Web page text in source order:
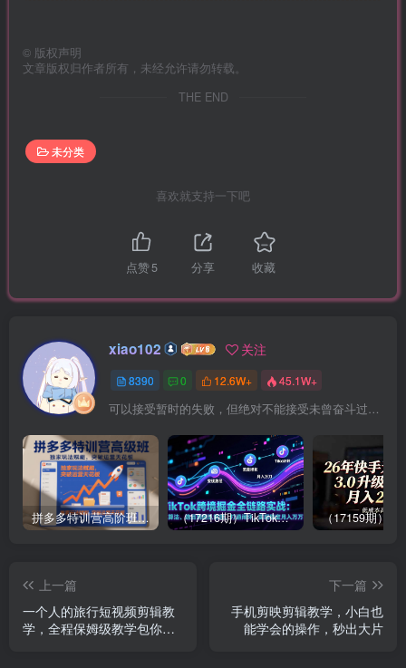
© 版权声明
文章版权归作者所有，未经允许请勿转载。
THE END
未分类
喜欢就支持一下吧
点赞5 分享 收藏
xiao102 关注
8390 0 12.6W+ 45.1W+
可以接受暂时的失败，但绝对不能接受未曾奋斗过的自己
拼多多特训营高阶班，独家玩法赋能，突破运营天花板（更新26年1月） （17216期）TikTok跨境掘金全链路实战：从算法、选品到团队管理，打通闭环，实现稳定月入万刀
上一篇
一个人的旅行短视频剪辑教
学，全程保姆级教学包你学
下一篇
手机剪映剪辑教学，小白也
能学会的操作，秒出大片